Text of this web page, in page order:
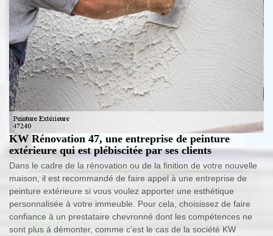
KW Rénovation 47, une entreprise de peinture
extérieure qui est plébiscitée par ses clients
Dans le cadre de la rénovation ou de la finition de votre nouvelle
maison, il est recommandé de faire appel à une entreprise de
peinture extérieure si vous voulez apporter une esthétique
personnalisée à votre immeuble. Pour cela, choisissez de faire
confiance à un prestataire chevronné dont les compétences ne
sont plus à démonter, comme c’est le cas de la société KW